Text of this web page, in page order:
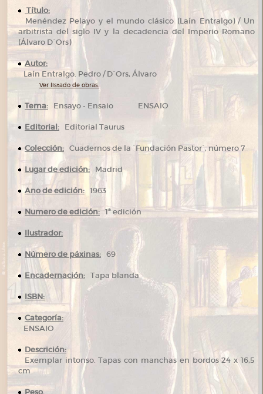
Título:
Menéndez Pelayo y el mundo clásico (Laín Entralgo) / Un
arbitrista del siglo IV y la decadencia del Imperio Romano
(Álvaro D´Ors)
Autor:
Laín Entralgo. Pedro / D´Ors, Álvaro
Ver listado de obras.
Tema: Ensayo - Ensaio ENSAIO
Editorial: Editorial Taurus
Colección: Cuadernos de la `Fundación Pastor´, número 7
Lugar de edición: Madrid
Ano de edición: 1963
Numero de edición: 1ª edición
Ilustrador:
Número de páxinas: 69
Encadernación: Tapa blanda
ISBN:
Categoría:
ENSAIO
Descrición:
Exemplar intonso. Tapas con manchas en bordos 24 x 16,5
cm
Peso.